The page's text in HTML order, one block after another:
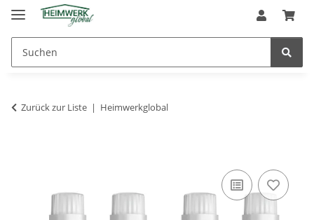
Zurück zur Liste Heimwerkglobal